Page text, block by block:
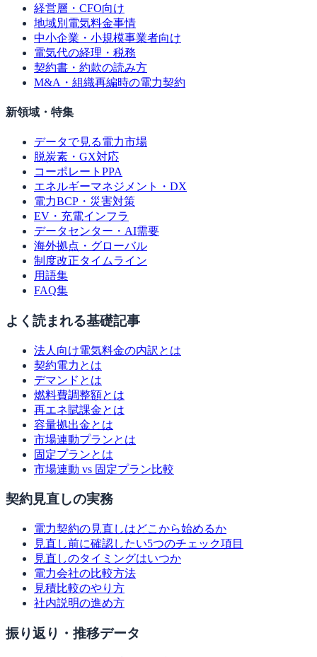
経営層・CFO向け
地域別電気料金事情
中小企業・小規模事業者向け
電気代の経理・税務
契約書・約款の読み方
M&A・組織再編時の電力契約
新領域・特集
データで見る電力市場
脱炭素・GX対応
コーポレートPPA
エネルギーマネジメント・DX
電力BCP・災害対策
EV・充電インフラ
データセンター・AI需要
海外拠点・グローバル
制度改正タイムライン
用語集
FAQ集
よく読まれる基礎記事
法人向け電気料金の内訳とは
契約電力とは
デマンドとは
燃料費調整額とは
再エネ賦課金とは
容量拠出金とは
市場連動プランとは
固定プランとは
市場連動 vs 固定プラン比較
契約見直しの実務
電力契約の見直しはどこから始めるか
見直し前に確認したい5つのチェック項目
見直しのタイミングはいつか
電力会社の比較方法
見積比較のやり方
社内説明の進め方
振り返り・推移データ